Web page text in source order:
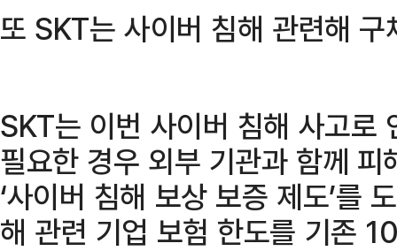
또 SKT는 사이버 침해 관련해
SKT는 이번 사이버 침해 사고로
필요한 경우 외부 기관과 함께
‘사이버 침해 보상 보증 제도’를
해 관련 기업 보험 한도를 기존